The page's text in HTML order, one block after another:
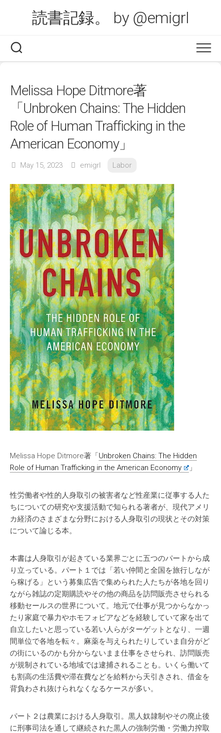
読書記録。 by @emigrl
Melissa Hope Ditmore著
「Unbroken Chains: The Hidden
Role of Human Trafficking in the
American Economy」
May 15, 2023 emigrl Labor
Melissa Hope Ditmore著「Unbroken Chains: The Hidden
Role of Human Trafficking in the American Economy
」
性労働者や性的人身取引の被害者など性産業に従事する人た
ちについての研究や支援活動で知られる著者が、現代アメリ
カ経済のさまざまな分野における人身取引の現状とその対策
について論じる本。
本書は人身取引が起きている業界ごとに五つのパートから成
り立っている。パート１では「若い仲間と全国を旅行しなが
ら稼げる」という募集広告で集められた人たちが各地を回り
ながら雑誌の定期購読やその他の商品を訪問販売させられる
移動セールスの世界について。地元で仕事が見つからなかっ
たり家庭で暴力やホモフォビアなどを経験していて家を出て
自立したいと思っている若い人らがターゲットとなり、一週
間単位で各地を転々。麻薬を与えられたりしていま自分がど
の街にいるのかも分からないまま仕事をさせられ、訪問販売
が規制されている地域では逮捕されることも。いくら働いて
も割高の生活費や滞在費などを給料から天引きされ、借金を
背負わされ抜けられなくなるケースが多い。
パート２は農業における人身取引。黒人奴隷制やその廃止後
に刑事司法を通して継続された黒人の強制労働・労働力搾取